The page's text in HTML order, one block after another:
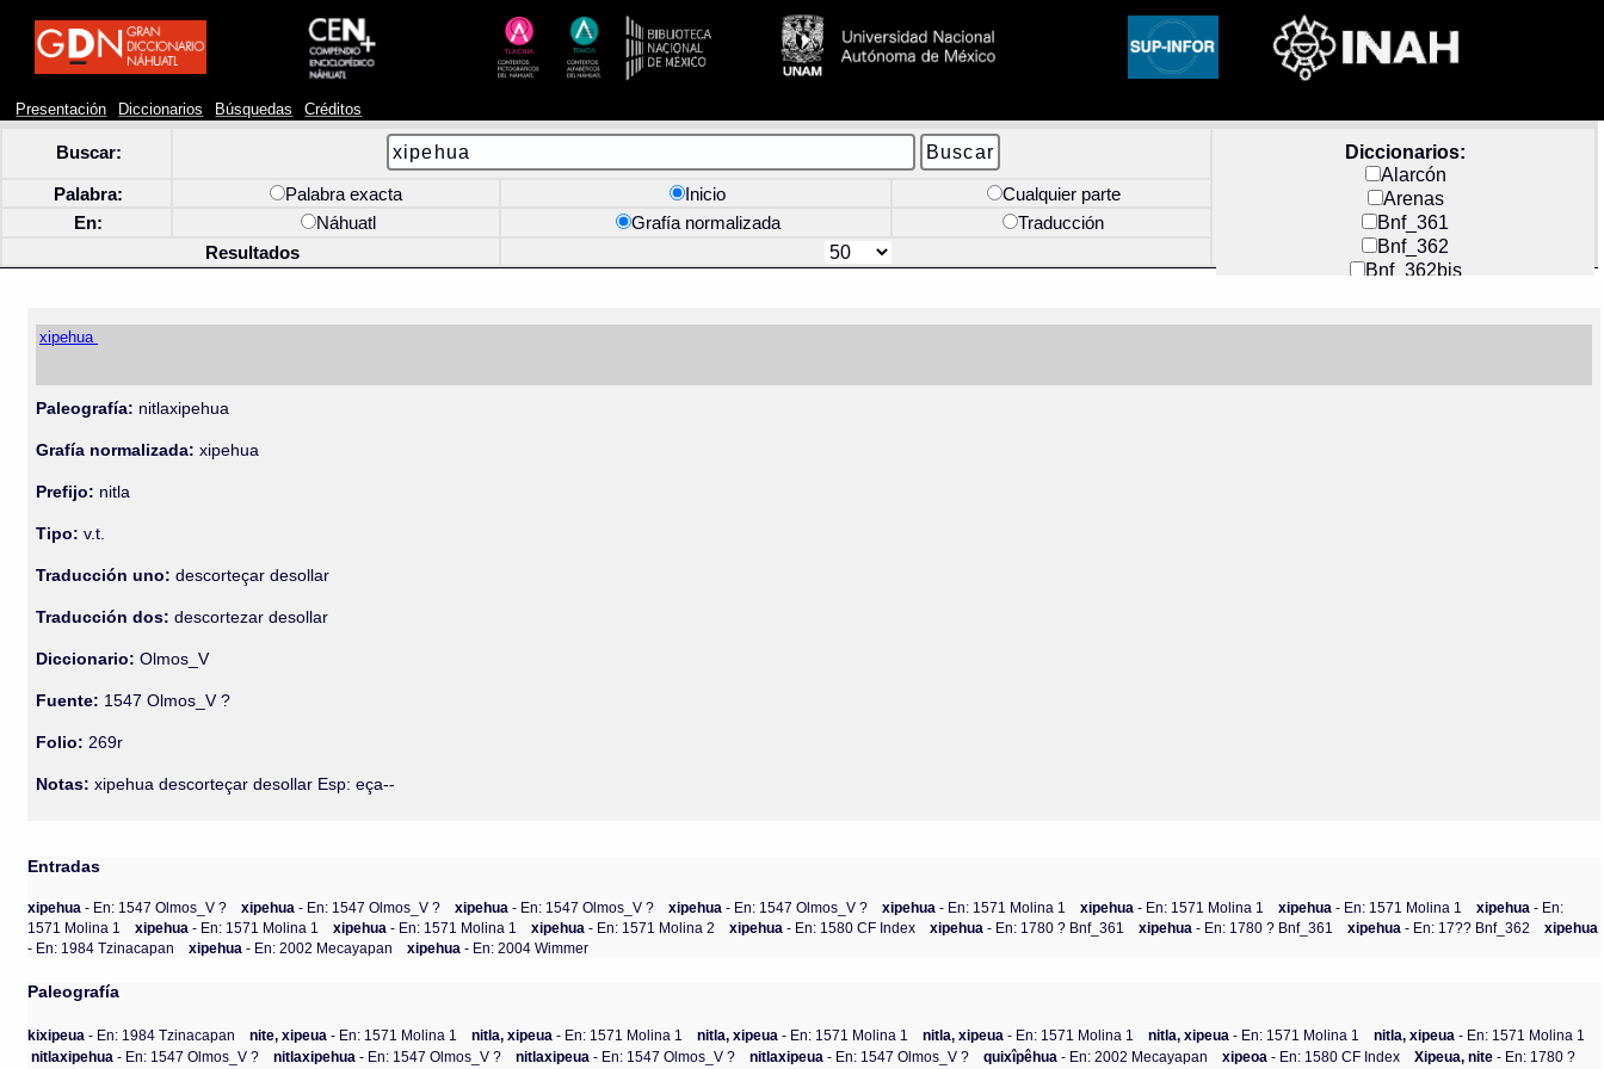
Presentación Diccionarios Búsquedas Créditos
Buscar:
Diccionarios:
Alarcón
Arenas
Bnf_361
Bnf_362
Bnf_362bis
Docs_México
Palabra: Palabra exacta Inicio
Cualquier parte
En:
Náhuatl Grafía normalizada
Traducción
Resultados
xipehua
Paleografía: nitlaxipehua
Grafía normalizada: xipehua
Prefijo: nitla
Tipo: v.t.
Traducción uno: descorteçar desollar
Traducción dos: descortezar desollar
Diccionario:Olmos_V
Fuente: 1547 Olmos_V ?
Folio: 269r
Notas: xipehua descorteçar desollar Esp: eça--
Entradas
xipehua- En: 1547 Olmos_V ? xipehua- En: 1547 Olmos_V ? xipehua- En: 1547 Olmos_V ? xipehua- En: 1547 Olmos_V ? xipehua- En: 1571 Molina 1 xipehua- En: 1571 Molina 1 xipehua- En: 1571 Molina 1 xipehua- En:
1571 Molina 1
xipehua- En: 1571 Molina 1 xipehua- En: 1571 Molina 1 xipehua- En: 1571 Molina 2 xipehua- En: 1580 CF Index xipehua- En: 1780 ? Bnf_361 xipehua- En: 1780 ? Bnf_361 xipehua- En: 17?? Bnf_362
xipehua
- En: 1984 Tzinacapan
xipehua- En: 2002 Mecayapan xipehua- En: 2004 Wimmer
Paleografía
kixipeua - En: 1984 Tzinacapan nite, xipeua - En: 1571 Molina 1 nitla, xipeua - En: 1571 Molina 1 nitla, xipeua - En: 1571 Molina 1 nitla, xipeua - En: 1571 Molina 1 nitla, xipeua - En: 1571 Molina 1 nitla, xipeua - En: 1571 Molina 1
nitlaxipehua - En: 1547 Olmos_V ? nitlaxipehua - En: 1547 Olmos_V ? nitlaxipeua - En: 1547 Olmos_V ? nitlaxipeua - En: 1547 Olmos_V ? quixîpêhua - En: 2002 Mecayapan xipeoa - En: 1580 CF Index Xipeua, nite - En: 1780 ?